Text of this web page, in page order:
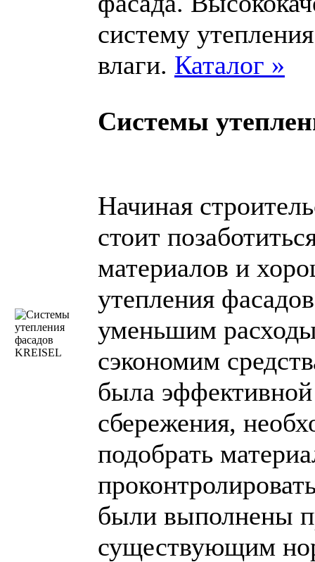
систему
влаги. Каталог »
Системы
Начиная
стоит
материалов и
утепления
уменьшим
сэкономим
была
сбережения,
подобрать
были выполнены
существующим